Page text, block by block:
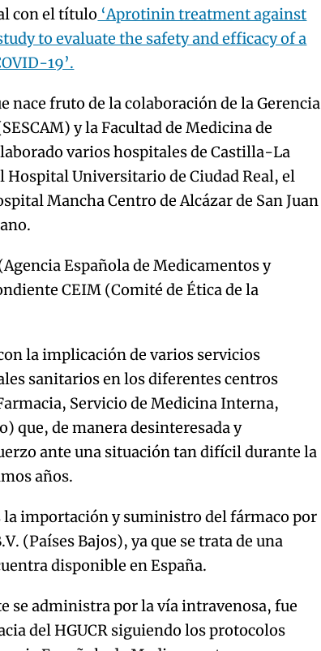
con el título ‘Aprotinin treatment against
to evaluate the safety and efficacy of a
19’.
nace fruto de la colaboración de la Gerencia
y la Facultad de Medicina de
varios hospitales de Castilla-La
Hospital Universitario de Ciudad Real, el
Mancha Centro de Alcázar de San Juan
Española de Medicamentos y
CEIM (Comité de Ética de la
la implicación de varios servicios
sanitarios en los diferentes centros
Servicio de Medicina Interna,
que, de manera desinteresada y
ante una situación tan difícil durante la
años.
la importación y suministro del fármaco por
(Países Bajos), ya que se trata de una
disponible en España.
se administra por la vía intravenosa, fue
del HGUCR siguiendo los protocolos